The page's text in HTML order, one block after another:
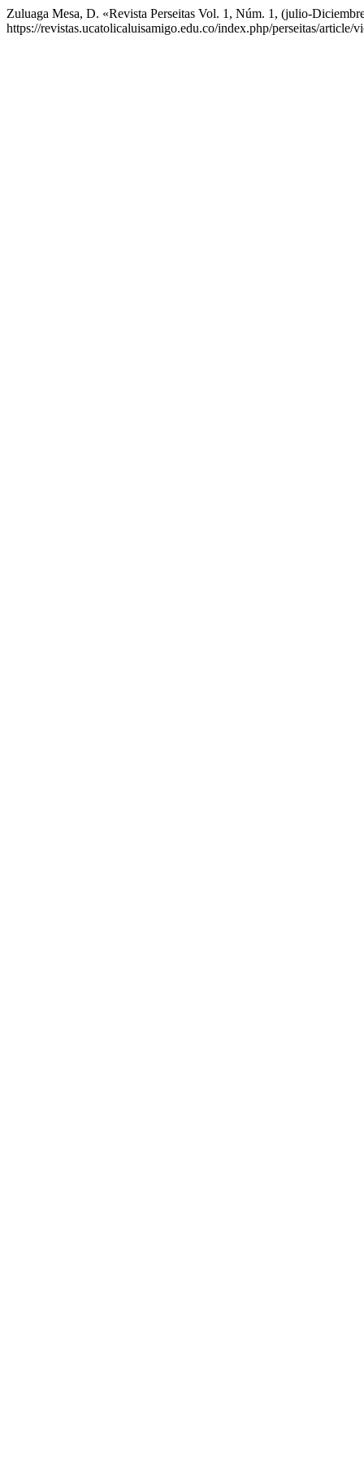
Zuluaga Mesa, D. «Revista Perseitas Vol. 1, Núm. 1, (julio-
https://revistas.ucatolicaluisamigo.edu.co/index.php/perseitas/article/